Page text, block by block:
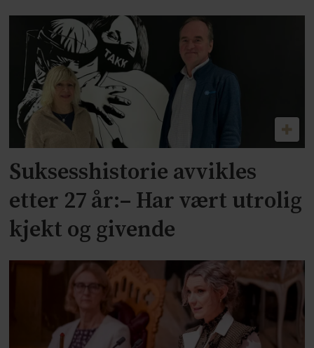
Suksesshistorie avvikles
etter 27 år:– Har vært utrolig
kjekt og givende